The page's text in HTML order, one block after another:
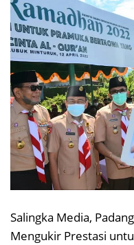
Salingka Media,
Mengukir Prestasi